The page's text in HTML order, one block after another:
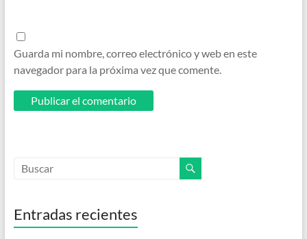
Guarda mi nombre, correo electrónico y web en este
navegador para la próxima vez que comente.
Entradas recientes